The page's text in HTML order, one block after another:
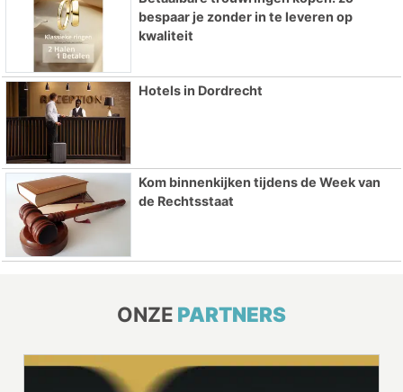
bespaar je zonder in te leveren op
kwaliteit
Hotels in Dordrecht
Kom binnenkijken tijdens de Week van
de Rechtsstaat
ONZE PARTNERS